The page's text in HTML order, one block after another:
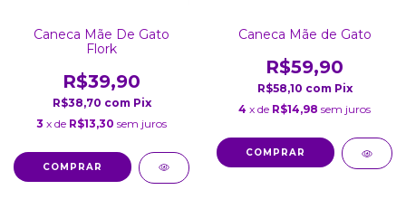
Caneca Mãe De Gato
Flork
R$39,90
R$38,70 com Pix
3 x de R$13,30 sem juros
COMPRAR
Caneca Mãe de Gato
R$59,90
R$58,10 com Pix
4 x de R$14,98 sem juros
COMPRAR